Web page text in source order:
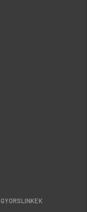
GYORSLINKEK